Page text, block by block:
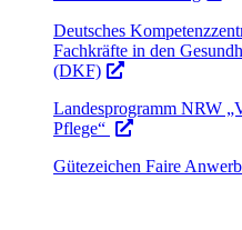
Deutsches
Fachkräfte in den
(DKF)
Landesprogramm NRW
Pflege“
Gütezeichen Faire